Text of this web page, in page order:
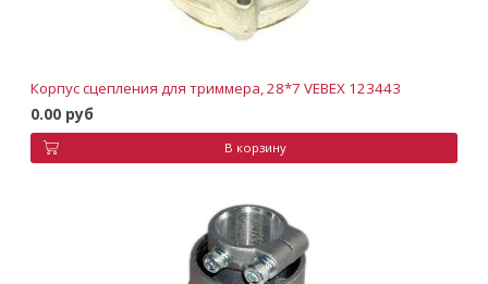
Корпус сцепления для триммера, 28*7 VEBEX 123443
0.00 руб
В корзину